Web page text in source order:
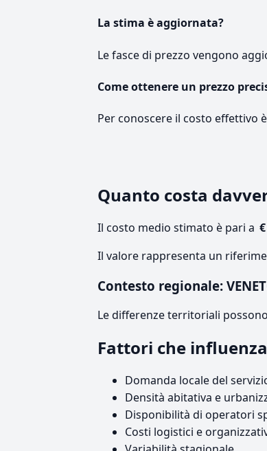
La stima è aggiornata?
Le fasce di prezzo vengono
Come ottenere un prezzo
Per conoscere il costo effettivo
Quanto costa
Il costo medio stimato è pari a
Il valore rappresenta un
Contesto regionale:
Le differenze territoriali
Fattori che
Domanda locale del
Densità abitativa e
Disponibilità di operatori
Costi logistici e